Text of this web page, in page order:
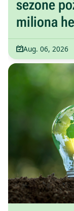
sezone
miliona
Aug. 06, 2026